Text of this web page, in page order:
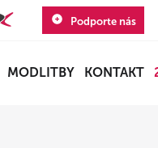
Podporte nás
MODLITBY KONTAKT